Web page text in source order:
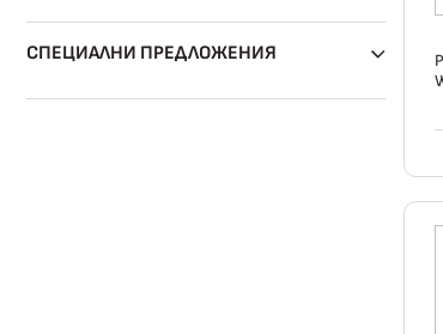
СПЕЦИАЛНИ ПРЕДЛОЖЕНИЯ